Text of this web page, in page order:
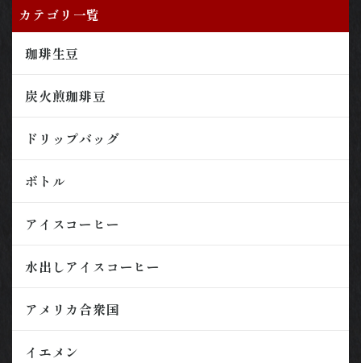
カテゴリ一覧
珈琲生豆
炭火煎珈琲豆
ドリップバッグ
ボトル
アイスコーヒー
水出しアイスコーヒー
アメリカ合衆国
イエメン